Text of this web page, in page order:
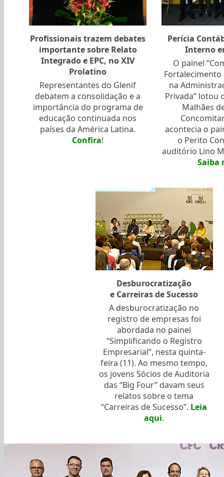
Profissionais trazem debates
importante sobre Relato
Integrado e EPC, no XIV
Prolatino
Representantes do Glenif
debatem a consolidação e a
importância do programa de
educação continuada nos
países da América Latina.
Confira!
Perícia
Interno
O painel
na
Privada” lotou
Malhães
acontecia o
o Perito
auditório Lino
Saiba
Desburocratização
e Carreiras de Sucesso
A desburocratização no
registro de empresas foi
abordada no painel
“Simplificando o Registro
Empresarial”, nesta quinta-
feira (11). Ao mesmo tempo,
os jovens Sócios de Auditoria
das “Big Four” davam seus
relatos sobre o tema
“Carreiras de Sucesso”. Leia
aqui.